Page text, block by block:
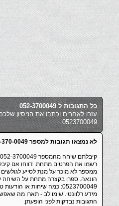
כל התגובות ל 052-3700049
עזרו לאחרים וכתבו את הניסיון
0523700049
לא נמצאו תגובות למספר 052-370-0049
קיבלתם שיחה מהמספר 052-3700049 ?
רשמו את הפרטים מתחת. דווחו אם
ממספר לא מוכר על מנת לסייע
הונאה. ספרו בקצרה מתחת על
0523700049: כמה שיחות או
מידע רלוונטי. שימו לב - תארו מה
התגובות נבדקות לפני הופעתן.